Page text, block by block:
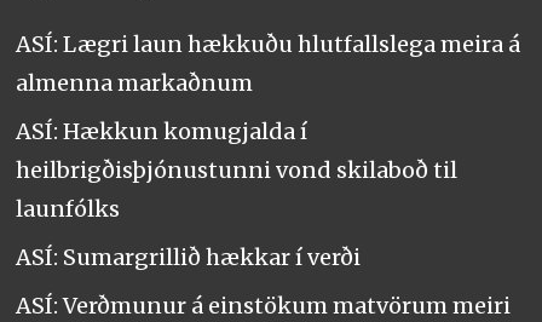
ASÍ: Lægri laun hækkuðu hlutfallslega meira á
almenna markaðnum
ASÍ: Hækkun komugjalda í
heilbrigðisþjónustunni vond skilaboð til
launfólks
ASÍ: Sumargrillið hækkar í verði
ASÍ: Verðmunur á einstökum matvörum meiri